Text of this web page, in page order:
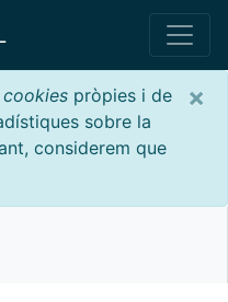
×
cookies pròpies i de
sobre la
considerem que